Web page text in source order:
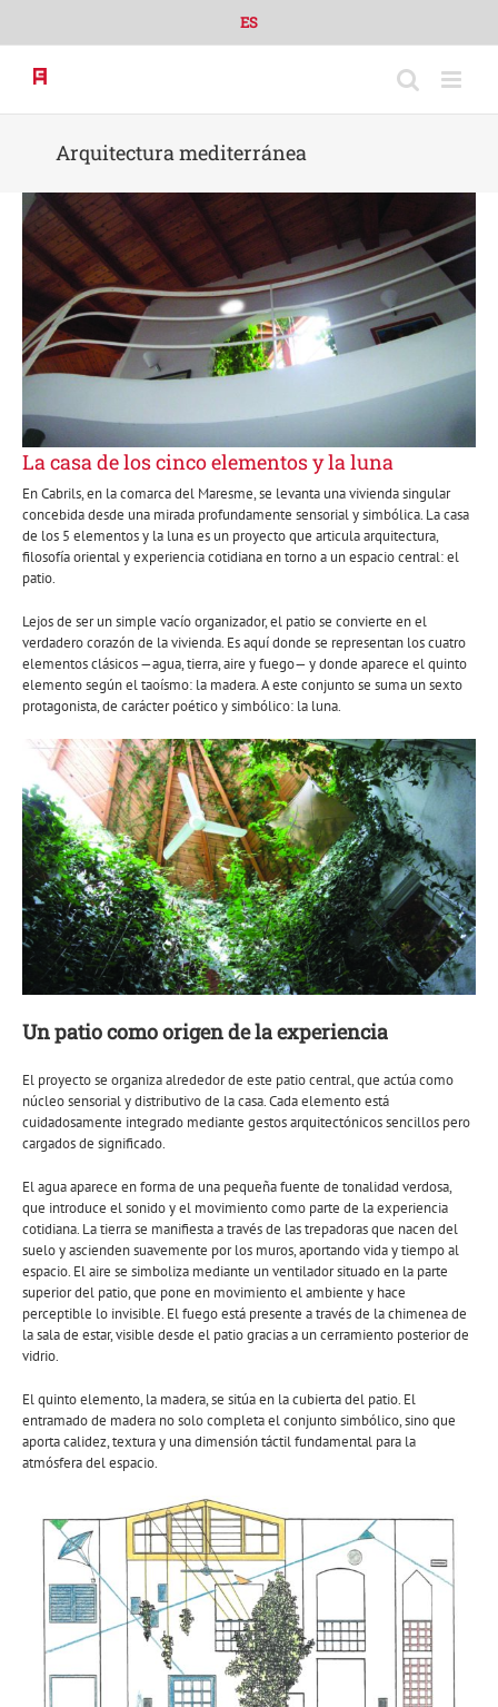
content
ES
Arquitectura mediterránea
La casa de los cinco elementos y la luna
En Cabrils, en la comarca del Maresme, se levanta una vivienda singular
concebida desde una mirada profundamente sensorial y simbólica. La casa
de los 5 elementos y la luna es un proyecto que articula arquitectura,
filosofía oriental y experiencia cotidiana en torno a un espacio central: el
patio.
Lejos de ser un simple vacío organizador, el patio se convierte en el
verdadero corazón de la vivienda. Es aquí donde se representan los cuatro
elementos clásicos —agua, tierra, aire y fuego— y donde aparece el quinto
elemento según el taoísmo: la madera. A este conjunto se suma un sexto
protagonista, de carácter poético y simbólico: la luna.
Un patio como origen de la experiencia
El proyecto se organiza alrededor de este patio central, que actúa como
núcleo sensorial y distributivo de la casa. Cada elemento está
cuidadosamente integrado mediante gestos arquitectónicos sencillos pero
cargados de significado.
El agua aparece en forma de una pequeña fuente de tonalidad verdosa,
que introduce el sonido y el movimiento como parte de la experiencia
cotidiana. La tierra se manifiesta a través de las trepadoras que nacen del
suelo y ascienden suavemente por los muros, aportando vida y tiempo al
espacio. El aire se simboliza mediante un ventilador situado en la parte
superior del patio, que pone en movimiento el ambiente y hace
perceptible lo invisible. El fuego está presente a través de la chimenea de
la sala de estar, visible desde el patio gracias a un cerramiento posterior de
vidrio.
El quinto elemento, la madera, se sitúa en la cubierta del patio. El
entramado de madera no solo completa el conjunto simbólico, sino que
aporta calidez, textura y una dimensión táctil fundamental para la
atmósfera del espacio.